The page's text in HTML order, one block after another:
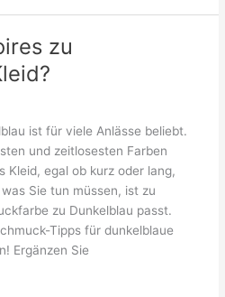
zu
ist für viele Anlässe beliebt.
und zeitlosesten Farben
Kleid, egal ob kurz oder lang,
Sie tun müssen, ist zu
zu Dunkelblau passt.
Tipps für dunkelblaue
Ergänzen Sie